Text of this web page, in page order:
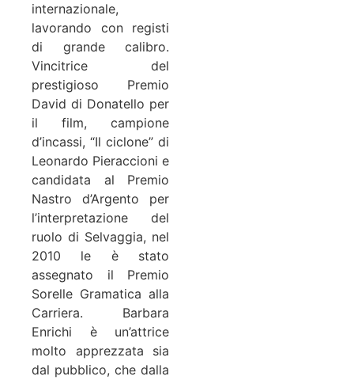
internazionale,
lavorando con registi
di grande calibro.
Vincitrice del
prestigioso Premio
David di Donatello per
il film, campione
d’incassi, “Il ciclone” di
Leonardo Pieraccioni e
candidata al Premio
Nastro d’Argento per
l’interpretazione del
ruolo di Selvaggia, nel
2010 le è stato
assegnato il Premio
Sorelle Gramatica alla
Carriera. Barbara
Enrichi è un’attrice
molto apprezzata sia
dal pubblico, che dalla